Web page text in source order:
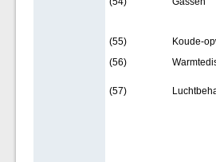
(55)
Koude-
(56)
(57)